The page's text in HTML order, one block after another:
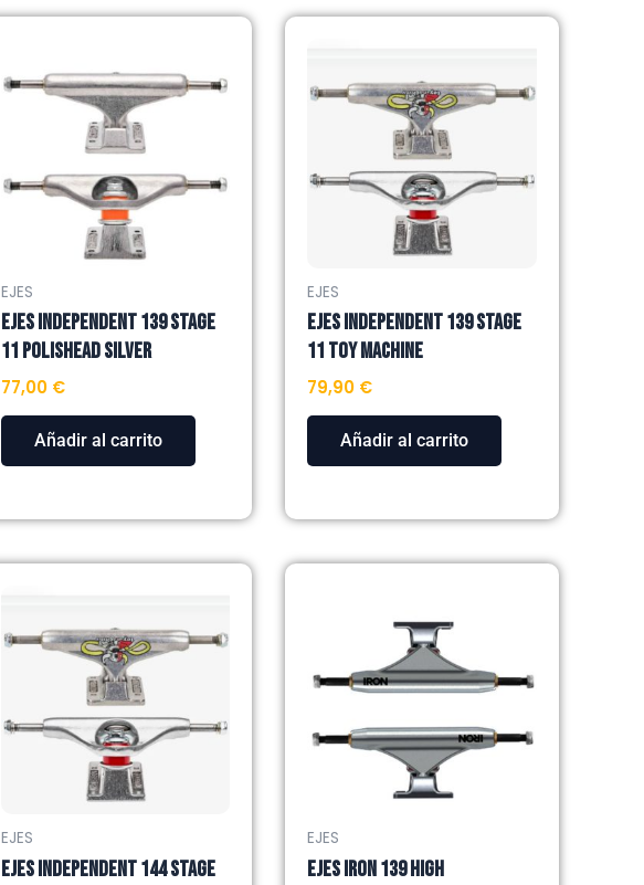
EJES
EJES INDEPENDENT 139 STAGE
11 POLISHEAD SILVER
77,00 €
Añadir al carrito
EJES
EJES INDEPENDENT 139 STAGE
11 TOY MACHINE
79,90 €
Añadir al carrito
EJES
EJES INDEPENDENT 144 STAGE
EJES
EJES IRON 139 HIGH